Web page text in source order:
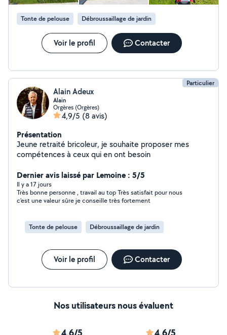
Tonte de pelouse Débroussaillage de jardin
Voir le profil Contacter
Particulier
Alain Adeux
Alain
Orgères (Orgères)
4,9/5 (8 avis)
Présentation
Jeune retraité bricoleur, je souhaite proposer mes
compétences à ceux qui en ont besoin
Dernier avis laissé par Lemoine : 5/5
Il y a 17 jours
Très bonne personne , travail au top Très satisfait pour nous
c'est une valeur sûre je conseille très fortement
Tonte de pelouse Débroussaillage de jardin
Voir le profil Contacter
Nos utilisateurs nous évaluent